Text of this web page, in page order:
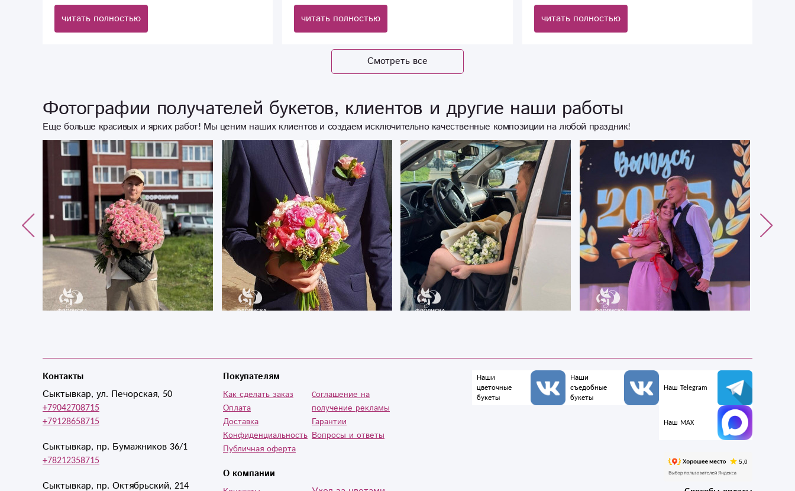
городе, теперь знаю на кого можно положиться!
Желаю успехов и процветания вам!)
читать полностью
городе, теперь знаю на кого можно положиться!
Желаю успехов и процветания вам!)
читать полностью читать полностью
Смотреть все
Фотографии получателей букетов, клиентов и другие наши работы
Еще больше красивых и ярких работ! Мы ценим наших клиентов и создаем исключительно качественные композиции на любой праздник!
Контакты
Сыктывкар, ул. Печорская, 50
+79042708715
+79128658715
Сыктывкар, пр. Бумажников 36/1
+78212358715
Сыктывкар, пр. Октябрьский, 214
Покупателям
Как сделать заказ
Оплата
Доставка
Конфиденциальность
Публичная оферта
Cоглашение на
получение рекламы
Гарантии
Вопросы и ответы
О компании
Наши
цветочные
букеты
Наши
съедобные
букеты
Наш Telegram
Наш MAX